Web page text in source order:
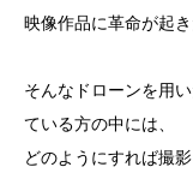
映像作品に革命が起
そんなドローンを用
ている方の中には、
どのようにすれば撮